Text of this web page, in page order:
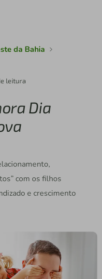
da Bahia
leitura
Dia
com os filhos
e crescimento